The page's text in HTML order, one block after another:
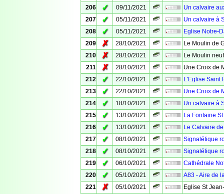
206
✓ 09/11/2021
Un calvaire
207
✓ 05/11/2021
Un calvaire à
208
✓ 05/11/2021
Eglise Notre-
209
✗ 28/10/2021
Le Moulin de
210
✗ 28/10/2021
Le Moulin neuf
211
✗ 28/10/2021
Une Croix de
212
✓ 22/10/2021
L'Eglise Saint
213
✓ 22/10/2021
Une Croix de
214
✓ 18/10/2021
Un calvaire à
215
✓ 13/10/2021
La Fontaine
216
✓ 13/10/2021
Le Calvaire
217
✓ 08/10/2021
Signalétique
218
✓ 08/10/2021
Signalétique
219
✓ 06/10/2021
Cathédrale
220
✓ 05/10/2021
A83 - Aire de
221
✗ 05/10/2021
Eglise St